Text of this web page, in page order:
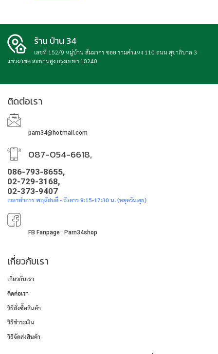
ร้าน ป่าน 34
เลขที่ 152/9 หมู่บ้าน สัมมากร ซอย รามคำแหง 110 ถนน สุขาภิบาล 3
แขวง/เขต สะพานสูง กรุงเทพฯ 10240
ติดต่อเรา
parn34@hotmail.com
087-054-6618,
086-793-8655,
02-729-3168,
02-373-9407
เวลาทำการ พฤหัสบดี - อังคาร 9:15-17:30 น. (หยุดวันพุธ)
FB Fanpage : Parn34shop
เกี่ยวกับเรา
เกี่ยวกับเรา
ติดต่อเรา
วิธีสั่งซื้อสินค้า
วิธีชำระเงิน
วิธีจัดส่งสินค้า